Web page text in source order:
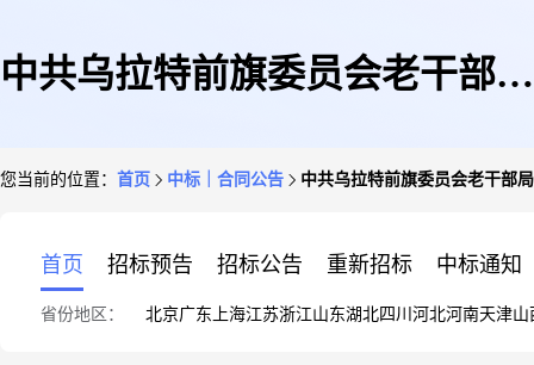
中共乌拉特前旗委员会老干部局
您当前的位置： 首页 中标｜合同公告 中共乌拉特前旗委员会老干部
首页 招标预告 招标公告 重新招标 中标通知
省份地区： 北京广东 上海江苏浙江山东湖北四川 河北河南天津山